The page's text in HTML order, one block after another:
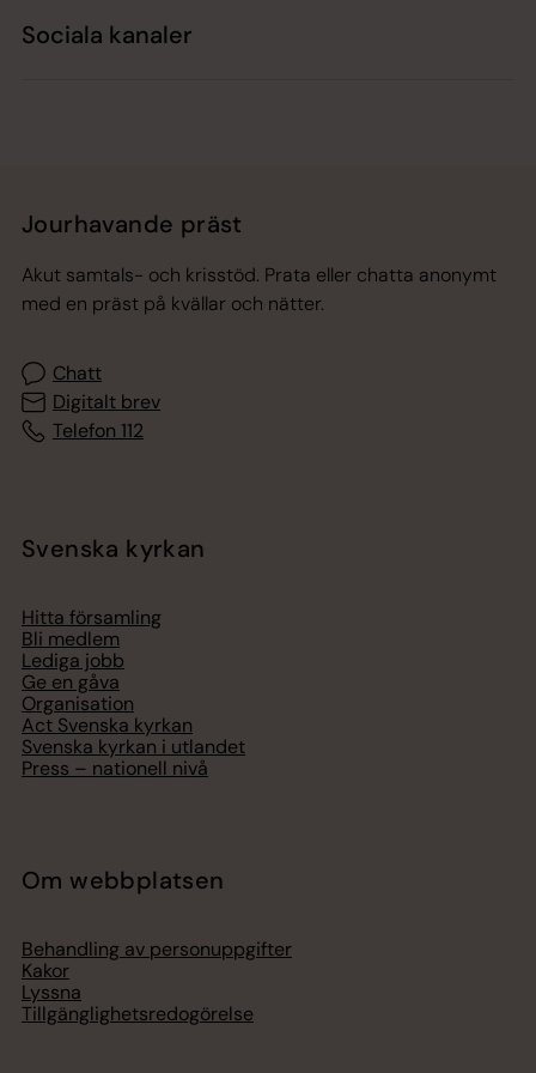
Sociala kanaler
Jourhavande präst
Akut samtals- och krisstöd. Prata eller chatta anonymt
med en präst på kvällar och nätter.
Chatt
Digitalt brev
Telefon 112
Svenska kyrkan
Hitta församling
Bli medlem
Lediga jobb
Ge en gåva
Organisation
Act Svenska kyrkan
Svenska kyrkan i utlandet
Press – nationell nivå
Om webbplatsen
Behandling av personuppgifter
Kakor
Lyssna
Tillgänglighetsredogörelse